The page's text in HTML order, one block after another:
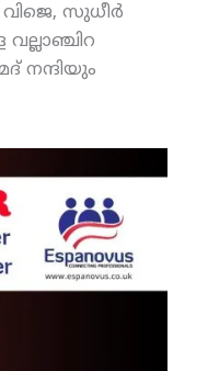
സുധീര്‍
നന്ദിയും